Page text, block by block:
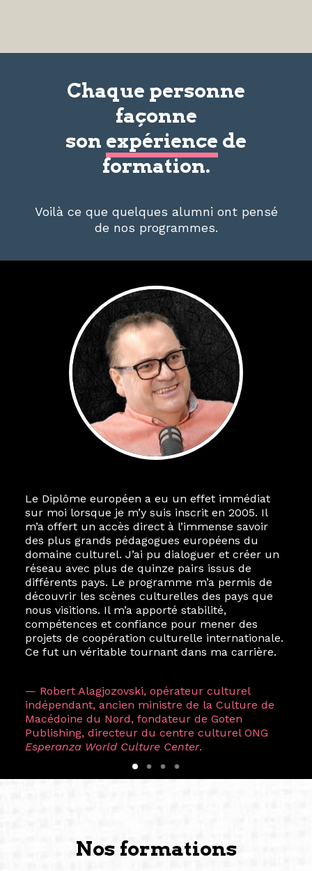
Chaque personne
façonne
son expérience de
formation.
Voilà ce que quelques alumni ont pensé
de nos programmes.
Le Diplôme européen a eu un effet immédiat
sur moi lorsque je m’y suis inscrit en 2005. Il
m’a offert un accès direct à l’immense savoir
des plus grands pédagogues européens du
domaine culturel. J’ai pu dialoguer et créer un
réseau avec plus de quinze pairs issus de
différents pays. Le programme m’a permis de
découvrir les scènes culturelles des pays que
nous visitions. Il m’a apporté stabilité,
compétences et confiance pour mener des
projets de coopération culturelle internationale.
Ce fut un véritable tournant dans ma carrière.
— Robert Alagjozovski, opérateur culturel
indépendant, ancien ministre de la Culture de
Macédoine du Nord, fondateur de Goten
Publishing, directeur du centre culturel ONG
Esperanza World Culture Center.
Nos formations